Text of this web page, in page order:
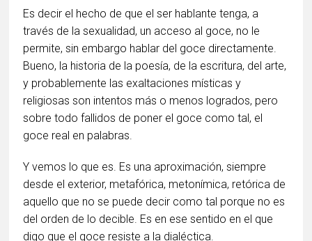
Es decir el hecho de que el ser hablante tenga, a
través de la sexualidad, un acceso al goce, no le
permite, sin embargo hablar del goce directamente.
Bueno, la historia de la poesía, de la escritura, del arte,
y probablemente las exaltaciones místicas y
religiosas son intentos más o menos logrados, pero
sobre todo fallidos de poner el goce como tal, el
goce real en palabras.
Y vemos lo que es. Es una aproximación, siempre
desde el exterior, metafórica, metonímica, retórica de
aquello que no se puede decir como tal porque no es
del orden de lo decible. Es en ese sentido en el que
digo que el goce resiste a la dialéctica.